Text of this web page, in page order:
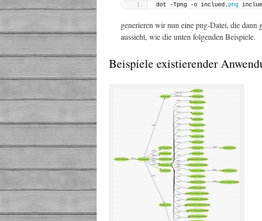
dot -Tpng -o inclued. png
generieren wir nun eine png-Datei, die
aussieht, wie die unten folgenden Beispiele.
Beispiele existierender